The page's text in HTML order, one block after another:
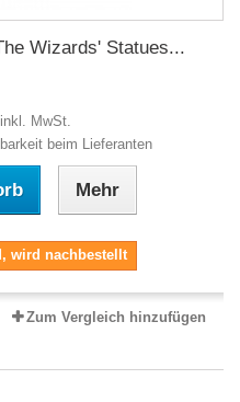
Wizards' Statues...
inkl. MwSt.
beim Lieferanten
Mehr
wird nachbestellt
Zum Vergleich hinzufügen